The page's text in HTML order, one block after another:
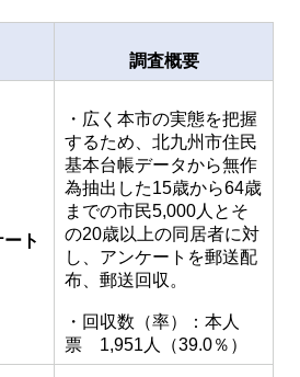
調査概要
ト
・広く本市の実態を把握
するため、北九州市住民
基本台帳データから無作
為抽出した15歳から64歳
までの市民5,000人とそ
の20歳以上の同居者に対
し、アンケートを郵送配
布、郵送回収。
・回収数（率）：本人
票 1,951人（39.0％）